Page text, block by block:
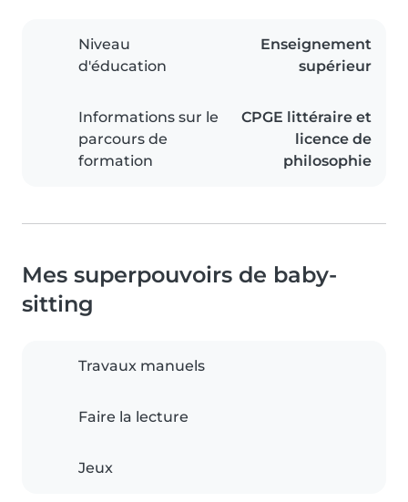
Niveau
d'éducation
Enseignement
supérieur
Informations sur le
parcours de
formation
CPGE littéraire et
licence de
philosophie
Mes superpouvoirs de baby-
sitting
Travaux manuels
Faire la lecture
Jeux